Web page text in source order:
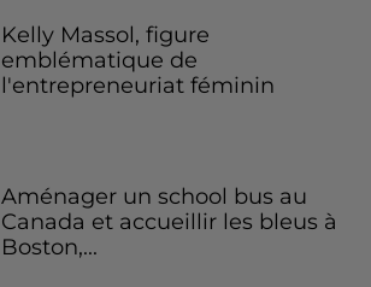
Kelly Massol, figure
emblématique de
l'entrepreneuriat féminin
Aménager un school bus au
Canada et accueillir les bleus à
Boston,...